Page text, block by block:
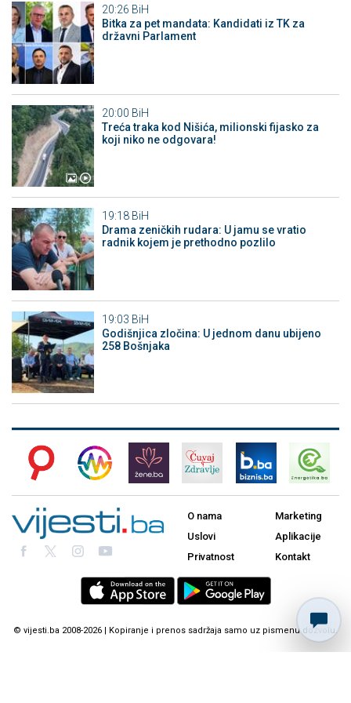
20:26 BiH
Bitka za pet mandata: Kandidati iz TK za
državni Parlament
20:00 BiH
Treća traka kod Nišića, milionski fijasko za
koji niko ne odgovara!
19:18 BiH
Drama zeničkih rudara: U jamu se vratio
radnik kojem je prethodno pozlilo
19:03 BiH
Godišnjica zločina: U jednom danu ubijeno
258 Bošnjaka
O nama
Uslovi
Privatnost
Marketing
Aplikacije
Kontakt
© vijesti.ba 2008-2026 | Kopiranje i prenos sadržaja samo uz pismenu dozvolu.